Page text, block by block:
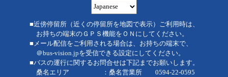
■近傍停留所（近くの停留所を地図で表示）ご利用時は、
お持ちの端末のＧＰＳ機能をＯＮにしてください。
■メール配信をご利用される場合は、お持ちの端末で、
＠bus-vision.jpを受信できる設定にしてください。
■バスの運行に関するお問合せは下記までお願いします。
桑名エリア ：桑名営業所 0594-22-0595